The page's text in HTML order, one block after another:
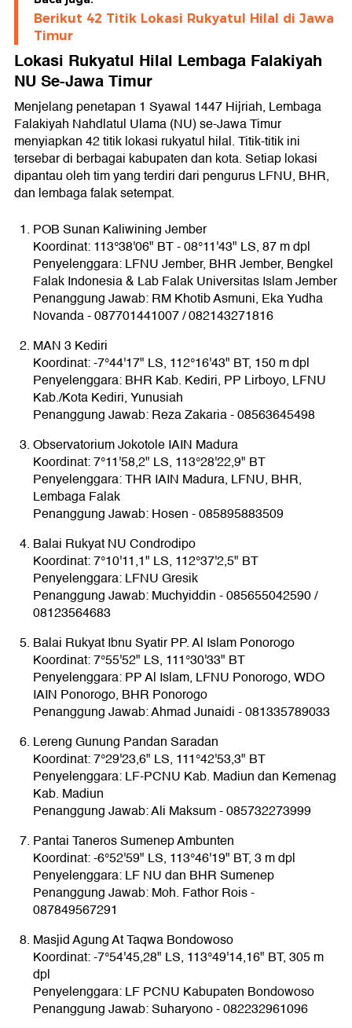
Berikut 42 Titik Lokasi Rukyatul Hilal di Jawa
Timur
Lokasi Rukyatul Hilal Lembaga Falakiyah
NU Se-Jawa Timur
Menjelang penetapan 1 Syawal 1447 Hijriah, Lembaga
Falakiyah Nahdlatul Ulama (NU) se-Jawa Timur
menyiapkan 42 titik lokasi rukyatul hilal. Titik-titik ini
tersebar di berbagai kabupaten dan kota. Setiap lokasi
dipantau oleh tim yang terdiri dari pengurus LFNU, BHR,
dan lembaga falak setempat.
POB Sunan Kaliwining Jember
Koordinat: 113°38'06" BT - 08°11'43" LS, 87 m dpl
Penyelenggara: LFNU Jember, BHR Jember, Bengkel
Falak Indonesia & Lab Falak Universitas Islam Jember
Penanggung Jawab: RM Khotib Asmuni, Eka Yudha
Novanda - 087701441007 / 082143271816
MAN 3 Kediri
Koordinat: -7°44'17" LS, 112°16'43" BT, 150 m dpl
Penyelenggara: BHR Kab. Kediri, PP Lirboyo, LFNU
Kab./Kota Kediri, Yunusiah
Penanggung Jawab: Reza Zakaria - 08563645498
Observatorium Jokotole IAIN Madura
Koordinat: 7°11'58,2" LS, 113°28'22,9" BT
Penyelenggara: THR IAIN Madura, LFNU, BHR,
Lembaga Falak
Penanggung Jawab: Hosen - 085895883509
Balai Rukyat NU Condrodipo
Koordinat: 7°10'11,1" LS, 112°37'2,5" BT
Penyelenggara: LFNU Gresik
Penanggung Jawab: Muchyiddin - 085655042590 /
08123564683
Balai Rukyat Ibnu Syatir PP. Al Islam Ponorogo
Koordinat: 7°55'52" LS, 111°30'33" BT
Penyelenggara: PP Al Islam, LFNU Ponorogo, WDO
IAIN Ponorogo, BHR Ponorogo
Penanggung Jawab: Ahmad Junaidi - 081335789033
Lereng Gunung Pandan Saradan
Koordinat: 7°29'23,6" LS, 111°42'53,3" BT
Penyelenggara: LF-PCNU Kab. Madiun dan Kemenag
Kab. Madiun
Penanggung Jawab: Ali Maksum - 085732273999
Pantai Taneros Sumenep Ambunten
Koordinat: -6°52'59" LS, 113°46'19" BT, 3 m dpl
Penyelenggara: LF NU dan BHR Sumenep
Penanggung Jawab: Moh. Fathor Rois -
087849567291
Masjid Agung At Taqwa Bondowoso
Koordinat: -7°54'45,28" LS, 113°49'14,16" BT, 305 m
dpl
Penyelenggara: LF PCNU Kabupaten Bondowoso
Penanggung Jawab: Suharyono - 082232961096